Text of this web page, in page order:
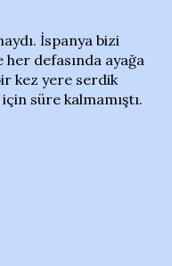
İspanya bizi
defasında ayağa
kez yere serdik
süre kalmamıştı.